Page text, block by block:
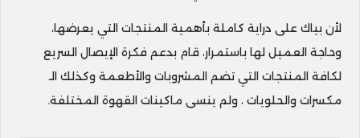
لأن بياك على دراية كاملة بأهمية المنتجات التي يعرضها،
وحاجة العميل لها باستمرار، قام بدعم فكرة الإيصال السريع
لكافة المنتجات التي تضم المشروبات والأطعمة وكذلك الـ
مكسرات والحلويات ، ولم ينسى ماكينات القهوة المختلفة.